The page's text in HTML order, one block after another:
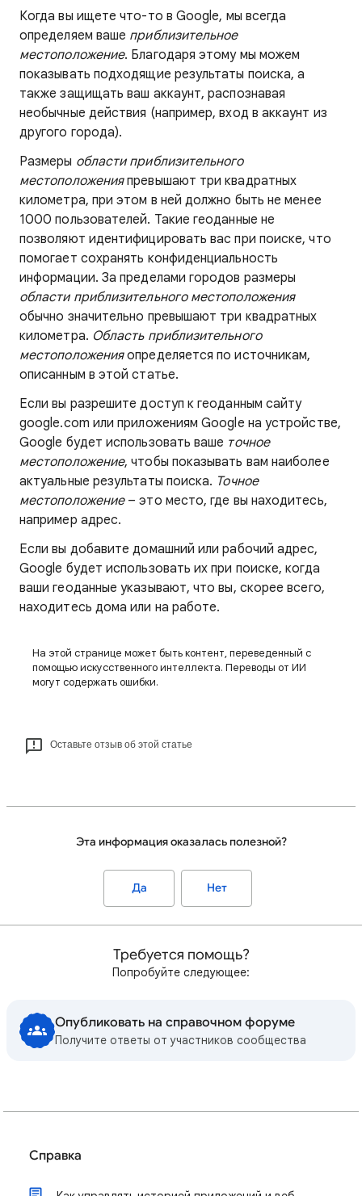
Когда вы ищете что-то в Google, мы всегда
определяем ваше приблизительное
местоположение. Благодаря этому мы можем
показывать подходящие результаты поиска, а
также защищать ваш аккаунт, распознавая
необычные действия (например, вход в аккаунт из
другого города).
Размеры области приблизительного
местоположенияпревышают три квадратных
километра, при этом в ней должно быть не менее
1000 пользователей. Такие геоданные не
позволяют идентифицировать вас при поиске, что
помогает сохранять конфиденциальность
информации. За пределами городов размеры
области приблизительного местоположения
обычно значительно превышают три квадратных
километра. Область приблизительного
местоположенияопределяется по источникам,
описанным в этой статье.
Если вы разрешите доступ к геоданным сайту
google.com или приложениям Google на устройстве,
Google будет использовать ваше точное
местоположение, чтобы показывать вам наиболее
актуальные результаты поиска. Точное
местоположение– это место, где вы находитесь,
например адрес.
Если вы добавите домашний или рабочий адрес,
Google будет использовать их при поиске, когда
ваши геоданные указывают, что вы, скорее всего,
находитесь дома или на работе.
На этой странице может быть контент, переведенный с
помощью искусственного интеллекта. Переводы от ИИ
могут содержать ошибки.
Оставьте отзыв об этой статье
Эта информация оказалась полезной?
Да Нет
Требуется помощь?
Попробуйте следующее:
Опубликовать на справочном форуме
Получите ответы от участников сообщества
Справка